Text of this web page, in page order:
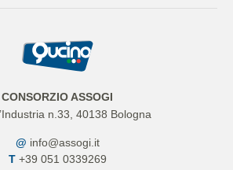
CONSORZIO ASSOGI
n.33, 40138 Bologna
@ info@assogi.it
T +39 051 0339269